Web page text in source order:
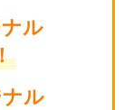
ル
ル